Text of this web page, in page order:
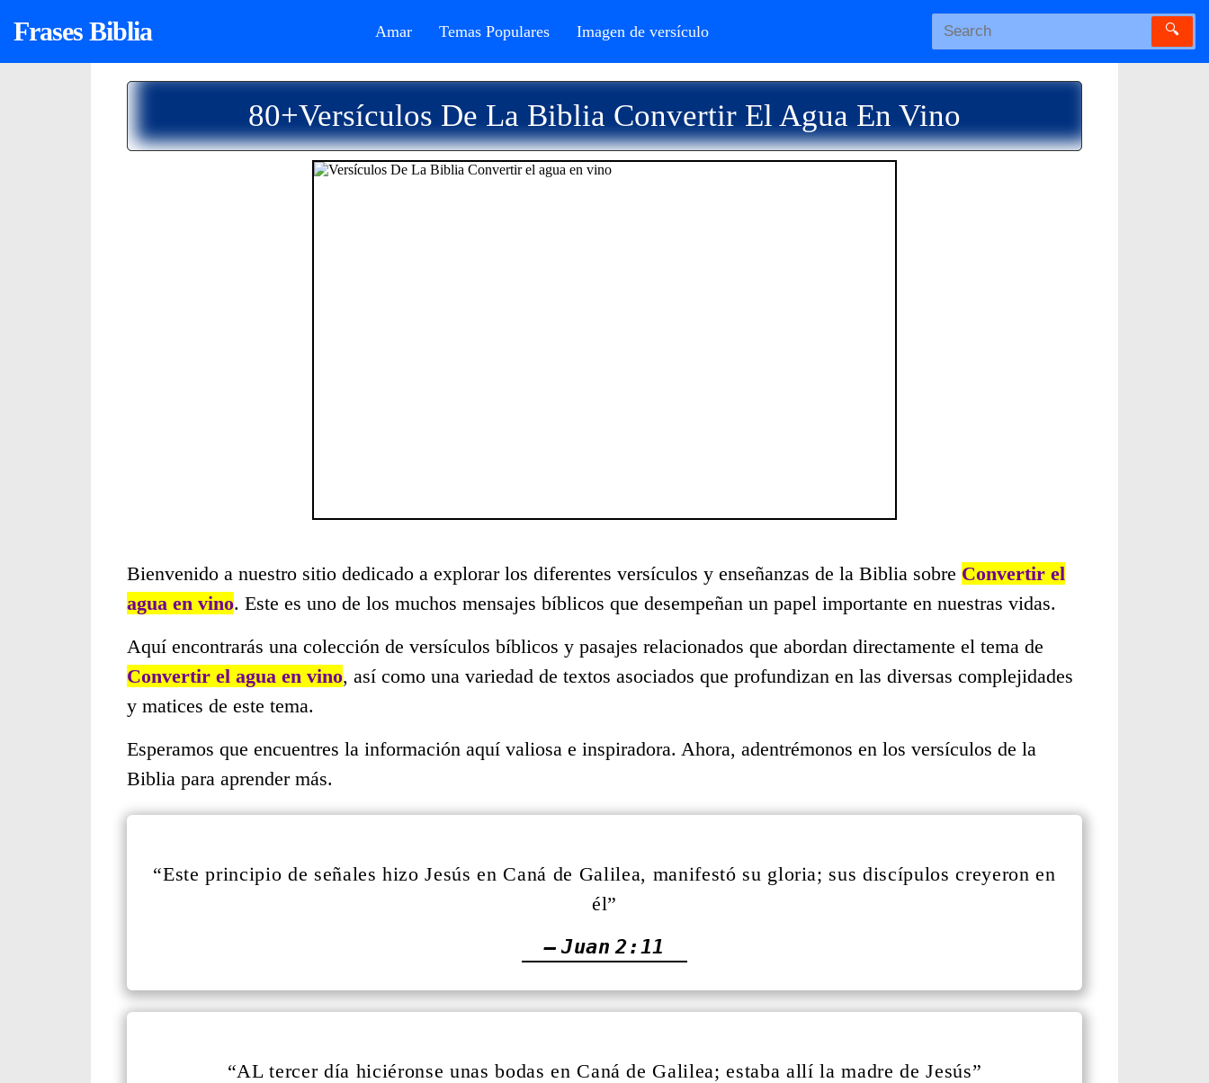
Frases Biblia Amar Temas Populares Imagen de versículo 🔍
80+Versículos De La Biblia Convertir El Agua En Vino
Bienvenido a nuestro sitio dedicado a explorar los diferentes versículos y enseñanzas de la Biblia sobre Convertir el
agua en vino. Este es uno de los muchos mensajes bíblicos que desempeñan un papel importante en nuestras vidas.
Aquí encontrarás una colección de versículos bíblicos y pasajes relacionados que abordan directamente el tema de
Convertir el agua en vino, así como una variedad de textos asociados que profundizan en las diversas complejidades
y matices de este tema.
Esperamos que encuentres la información aquí valiosa e inspiradora. Ahora, adentrémonos en los versículos de la
Biblia para aprender más.
“Este principio de señales hizo Jesús en Caná de Galilea, manifestó su gloria; sus discípulos creyeron en
él”
— Juan 2:11
“AL tercer día hiciéronse unas bodas en Caná de Galilea; estaba allí la madre de Jesús”